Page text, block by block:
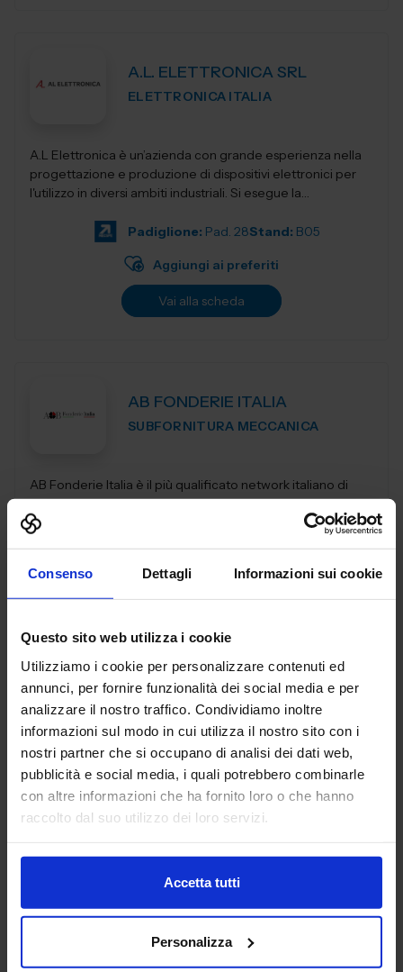
Consenso Dettagli Informazioni sui cookie
Questo sito web utilizza i cookie
Utilizziamo i cookie per personalizzare contenuti ed
annunci, per fornire funzionalità dei social media e per
analizzare il nostro traffico. Condividiamo inoltre
informazioni sul modo in cui utilizza il nostro sito con i
nostri partner che si occupano di analisi dei dati web,
pubblicità e social media, i quali potrebbero combinarle
con altre informazioni che ha fornito loro o che hanno
raccolto dal suo utilizzo dei loro servizi.
Accetta tutti
Personalizza
A.L. ELETTRONICA SRL
ELETTRONICA ITALIA
A.L Elettronica è un’azienda con grande esperienza nella
progettazione e produzione di dispositivi elettronici per
l'utilizzo in diversi ambiti industriali. Si esegue la
Padiglione: Pad. 28Stand: B05
Aggiungi ai preferiti
Vai alla scheda
AB FONDERIE ITALIA
SUBFORNITURA MECCANICA
AB Fonderie Italia è il più qualificato network italiano di
fonderie. Utilizziamo tutte le tecnologie fusorie, dalla
fonderia in conchiglia alla pressofusione, dalla fonderia in
Vai alla scheda
ACCIAI SPECIALI ZORZETTO
S.R.L.
SUBFORNITURA MECCANICA
Padiglione: Pad. 25Stand:
Vai alla scheda